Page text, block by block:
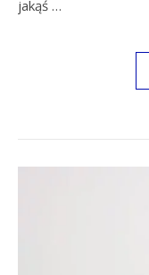
jakąś …